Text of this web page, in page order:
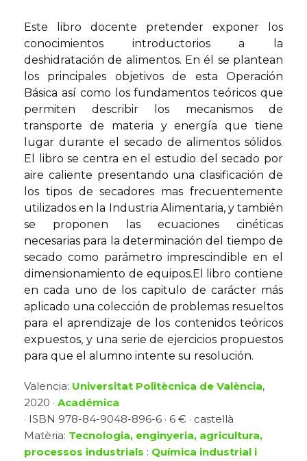
Este libro docente pretender exponer los
conocimientos introductorios a la
deshidratación de alimentos. En él se plantean
los principales objetivos de esta Operación
Básica así como los fundamentos teóricos que
permiten describir los mecanismos de
transporte de materia y energía que tiene
lugar durante el secado de alimentos sólidos.
El libro se centra en el estudio del secado por
aire caliente presentando una clasificación de
los tipos de secadores mas frecuentemente
utilizados en la Industria Alimentaria, y también
se proponen las ecuaciones cinéticas
necesarias para la determinación del tiempo de
secado como parámetro imprescindible en el
dimensionamiento de equipos.El libro contiene
en cada uno de los capitulo de carácter más
aplicado una colección de problemas resueltos
para el aprendizaje de los contenidos teóricos
expuestos, y una serie de ejercicios propuestos
para que el alumno intente su resolución.
Valencia: Universitat Politècnica de València,
2020 · Académica
· ISBN 978-84-9048-896-6 · 6 € · castellà
Matèria: Tecnologia, enginyeria, agricultura,
processos industrials : Química industrial i